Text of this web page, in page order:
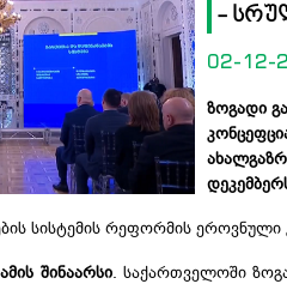
-
02-12-
ზოგადი
სისტემის რეფორმის
შინაარსი. საქართველოში